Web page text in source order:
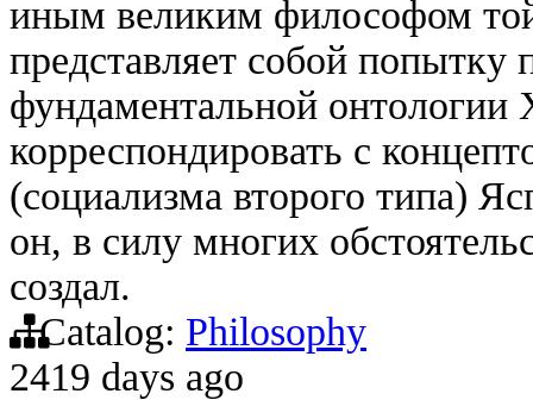
иным великим философом
представляет собой попытку
фундаментальной онтологии
корреспондировать с
(социализма второго типа)
он, в силу многих
создал.
Catalog: Philosophy
2419 days ago